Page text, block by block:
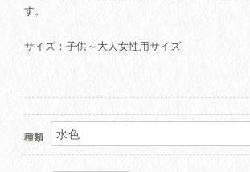
す。
サイズ：子供～大人女性用サイズ
種類